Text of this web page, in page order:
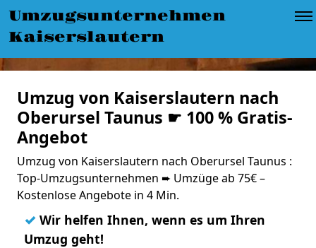
Umzugsunternehmen
Kaiserslautern
Umzug von Kaiserslautern nach
Oberursel Taunus ☛ 100 % Gratis-
Angebot
Umzug von Kaiserslautern nach Oberursel Taunus :
Top-Umzugsunternehmen ➨ Umzüge ab 75€ –
Kostenlose Angebote in 4 Min.
✓ Wir helfen Ihnen, wenn es um Ihren
Umzug geht!